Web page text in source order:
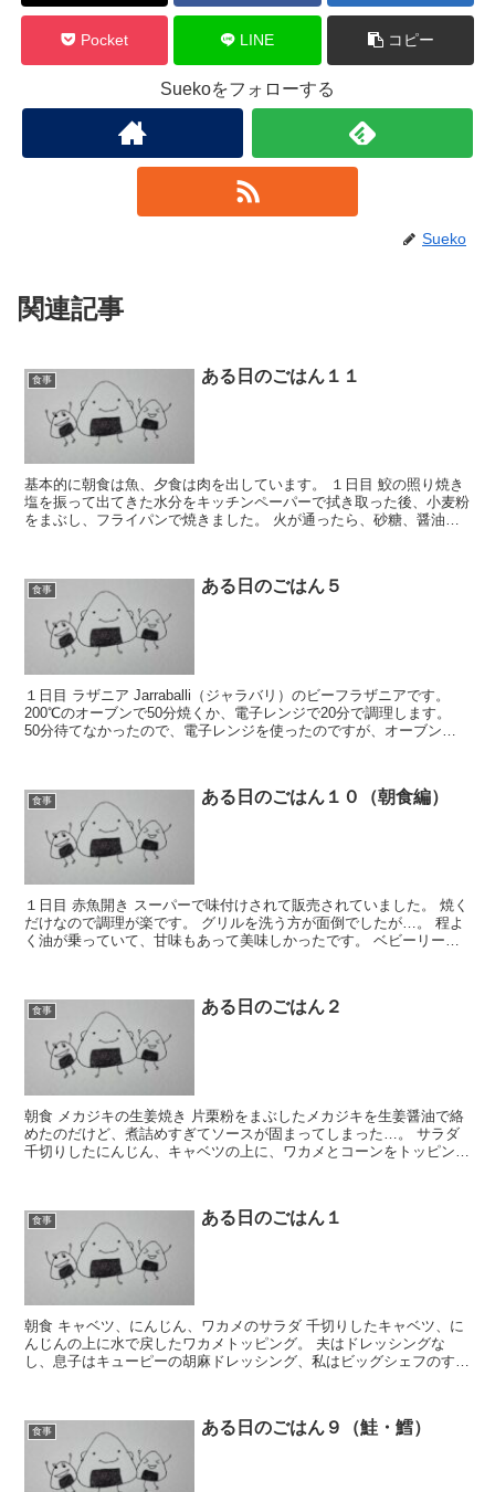
Pocket LINE コピー
Suekoをフォローする
Sueko
関連記事
食事 ある日のごはん１１
基本的に朝食は魚、夕食は肉を出しています。 １日目 鮫の照り焼き
塩を振って出てきた水分をキッチンペーパーで拭き取った後、小麦粉
をまぶし、フライパンで焼きました。 火が通ったら、砂糖、醤油、
食事 ある日のごはん５
１日目 ラザニア Jarraballi（ジャラバリ）のビーフラザニアです。
200℃のオーブンで50分焼くか、電子レンジで20分で調理します。
50分待てなかったので、電子レンジを使ったのですが、オーブンの
食事 ある日のごはん１０（朝食編）
１日目 赤魚開き スーパーで味付けされて販売されていました。 焼く
だけなので調理が楽です。 グリルを洗う方が面倒でしたが…。 程よ
く油が乗っていて、甘味もあって美味しかったです。 ベビーリーフ
食事 ある日のごはん２
朝食 メカジキの生姜焼き 片栗粉をまぶしたメカジキを生姜醤油で絡
めたのだけど、煮詰めすぎてソースが固まってしまった…。 サラダ
千切りしたにんじん、キャベツの上に、ワカメとコーンをトッピン
食事 ある日のごはん１
朝食 キャベツ、にんじん、ワカメのサラダ 千切りしたキャベツ、に
んじんの上に水で戻したワカメトッピング。 夫はドレッシングな
し、息子はキューピーの胡麻ドレッシング、私はビッグシェフのすり
食事 ある日のごはん９（鮭・鱈）